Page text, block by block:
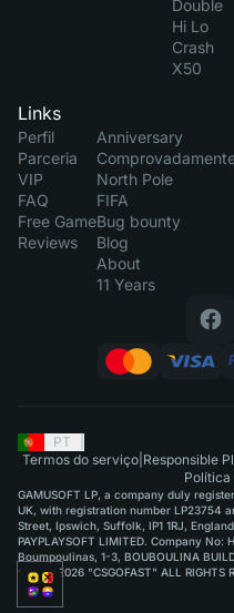
Double
Hi Lo
Crash
X50
Links
Perfil
Parceria
VIP
FAQ
Free Game
Reviews
Anniversary
North Pole
FIFA
Bug bounty
Blog
About
11 Years
PT
Termos do serviço Responsible
Política
GAMUSOFT LP, a company duly
UK, with registration number LP23754
Street, Ipswich, Suffolk, IP1 1RJ,
PAYPLAYSOFT LIMITED. Company No:
Boumpoulinas, 1-3, BOUBOULINA
©2015-2026 "CSGOFAST" ALL RIGHTS